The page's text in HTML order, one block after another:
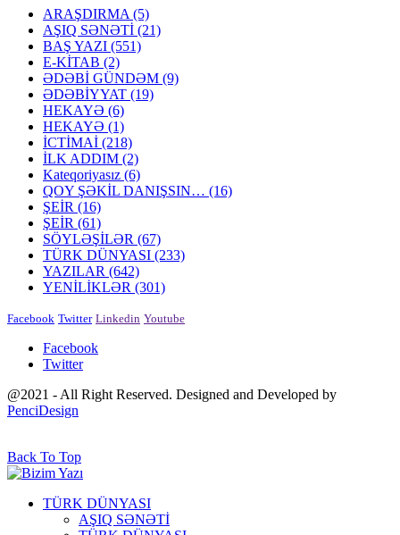
ARAŞDIRMA (5)
AŞIQ SƏNƏTİ (21)
BAŞ YAZI (551)
E-KİTAB (2)
ƏDƏBİ GÜNDƏM (9)
ƏDƏBİYYAT (19)
HEKAYƏ (6)
HEKAYƏ (1)
İCTİMAİ (218)
İLK ADDIM (2)
Kateqoriyasız (6)
QOY ŞƏKİL DANIŞSIN… (16)
ŞEİR (16)
ŞEİR (61)
SÖYLƏŞİLƏR (67)
TÜRK DÜNYASI (233)
YAZILAR (642)
YENİLİKLƏR (301)
Facebook Twitter Linkedin Youtube
Facebook
Twitter
@2021 - All Right Reserved. Designed and Developed by
PenciDesign
Back To Top
TÜRK DÜNYASI
AŞIQ SƏNƏTİ